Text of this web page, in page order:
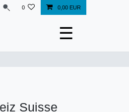
0 0,00 EUR
☰
Suisse